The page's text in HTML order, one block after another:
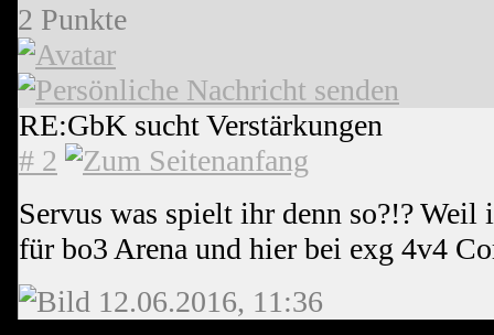
2 Punkte
RE:GbK sucht Verstärkungen
# 2
Servus was spielt ihr denn so?!? Weil
für bo3 Arena und hier bei exg 4v4
12.06.2016, 11:36